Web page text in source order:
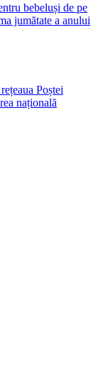
bebeluși de pe
jumătate a anului
Poștei
națională